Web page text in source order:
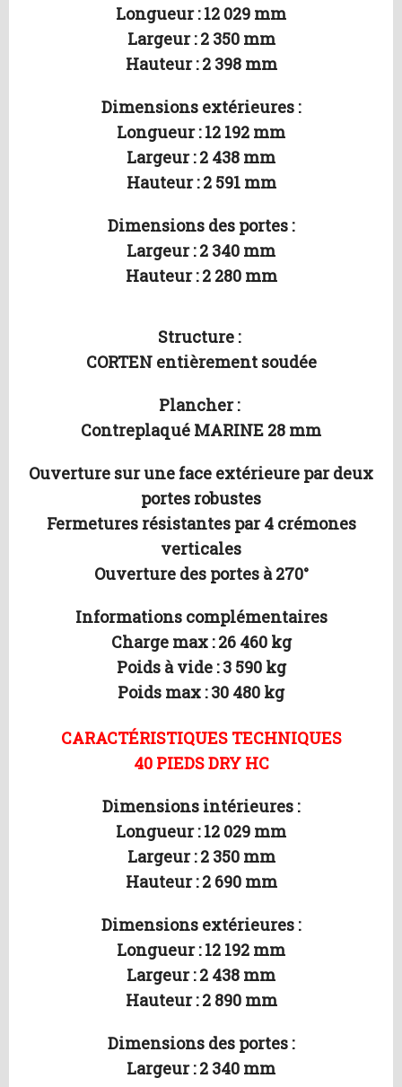
Longueur : 12 029 mm
Largeur : 2 350 mm
Hauteur : 2 398 mm
Dimensions extérieures :
Longueur : 12 192 mm
Largeur : 2 438 mm
Hauteur : 2 591 mm
Dimensions des portes :
Largeur : 2 340 mm
Hauteur : 2 280 mm
Structure :
CORTEN entièrement soudée
Plancher :
Contreplaqué MARINE 28 mm
Ouverture sur une face extérieure par deux
portes robustes
Fermetures résistantes par 4 crémones
verticales
Ouverture des portes à 270°
Informations complémentaires
Charge max : 26 460 kg
Poids à vide : 3 590 kg
Poids max : 30 480 kg
CARACTÉRISTIQUES TECHNIQUES
40 PIEDS DRY HC
Dimensions intérieures :
Longueur : 12 029 mm
Largeur : 2 350 mm
Hauteur : 2 690 mm
Dimensions extérieures :
Longueur : 12 192 mm
Largeur : 2 438 mm
Hauteur : 2 890 mm
Dimensions des portes :
Largeur : 2 340 mm